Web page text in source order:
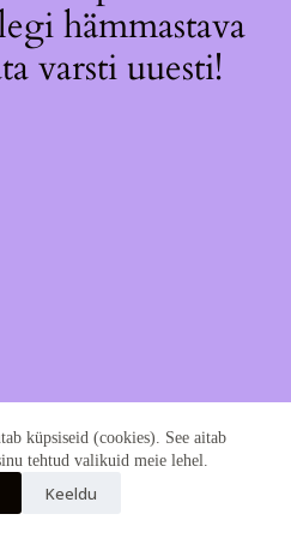
küpsiseid (cookies). See aitab
tehtud valikuid meie lehel.
Keeldu
hämmastava
varsti uuesti!